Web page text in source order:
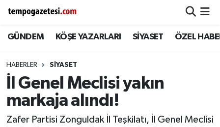
GÜNDEM KÖŞE YAZARLARI SİYASET ÖZEL
HABERLER SIYASET
İl Genel Meclisi yakın
markaja alındı!
Zafer Partisi Zonguldak İl Teşkilatı, İl Genel Meclisi
Alaplı
Çaycuma
Devrek
Zonguldak Nöbetçi Eczaneler
Zonguldak Hava Durumu
Zonguldak Namaz Vakitleri
Zonguldak Trafik Yoğunluk Haritası